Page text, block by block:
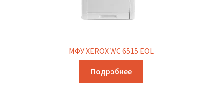
МФУ XEROX WC 6515 EOL
Подробнее